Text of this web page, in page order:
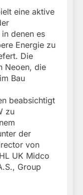
eine aktive
denen es
Energie zu
Die
Neoen, die
Bau
beabsichtigt
zu
der
von
UK Midco
Group